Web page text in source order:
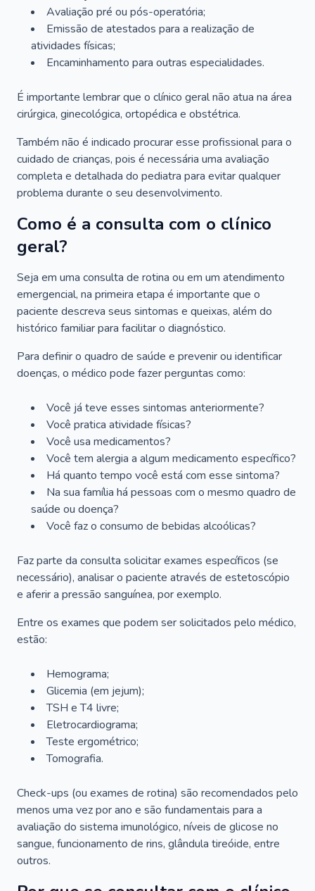
Avaliação pré ou pós-operatória;
Emissão de atestados para a realização de
atividades físicas;
Encaminhamento para outras especialidades.
É importante lembrar que o clínico geral não atua na área
cirúrgica, ginecológica, ortopédica e obstétrica.
Também não é indicado procurar esse profissional para o
cuidado de crianças, pois é necessária uma avaliação
completa e detalhada do pediatra para evitar qualquer
problema durante o seu desenvolvimento.
Como é a consulta com o clínico
geral?
Seja em uma consulta de rotina ou em um atendimento
emergencial, na primeira etapa é importante que o
paciente descreva seus sintomas e queixas, além do
histórico familiar para facilitar o diagnóstico.
Para definir o quadro de saúde e prevenir ou identificar
doenças, o médico pode fazer perguntas como:
Você já teve esses sintomas anteriormente?
Você pratica atividade físicas?
Você usa medicamentos?
Você tem alergia a algum medicamento específico?
Há quanto tempo você está com esse sintoma?
Na sua família há pessoas com o mesmo quadro de
saúde ou doença?
Você faz o consumo de bebidas alcoólicas?
Faz parte da consulta solicitar exames específicos (se
necessário), analisar o paciente através de estetoscópio
e aferir a pressão sanguínea, por exemplo.
Entre os exames que podem ser solicitados pelo médico,
estão:
Hemograma;
Glicemia (em jejum);
TSH e T4 livre;
Eletrocardiograma;
Teste ergométrico;
Tomografia.
Check-ups (ou exames de rotina) são recomendados pelo
menos uma vez por ano e são fundamentais para a
avaliação do sistema imunológico, níveis de glicose no
sangue, funcionamento de rins, glândula tireóide, entre
outros.